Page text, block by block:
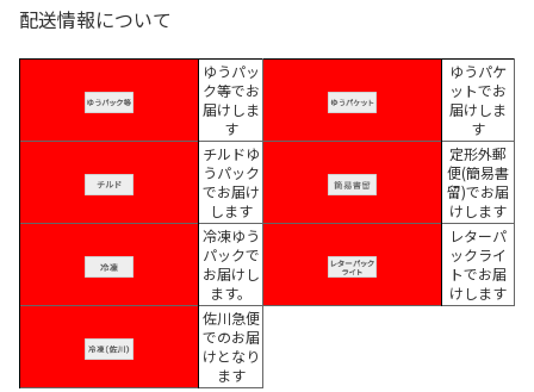
配送情報について
ゆうパッ
ク等でお
届けしま
す
ゆうパケ
ットでお
届けしま
す
チルドゆ
うパック
でお届け
します
定形外郵
便(簡易書
留)でお届
けします
冷凍ゆう
パックで
お届けし
ます。
レターパ
ックライ
トでお届
けします
佐川急便
でのお届
けとなり
ます